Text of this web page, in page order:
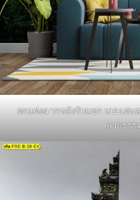
ตกแต่งฉากหลังรับแขก แบบเด่
ลายธร